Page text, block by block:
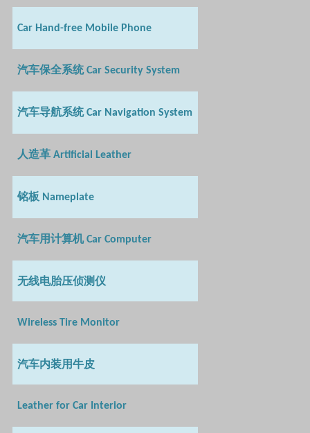
Car Hand-free Mobile Phone
汽车保全系统Car Security System
汽车导航系统Car Navigation System
人造革 Artificial Leather
铭板 Nameplate
汽车用计算机Car Computer
无线电胎压侦测仪
Wireless Tire Monitor
汽车内装用牛皮
Leather for Car Interior